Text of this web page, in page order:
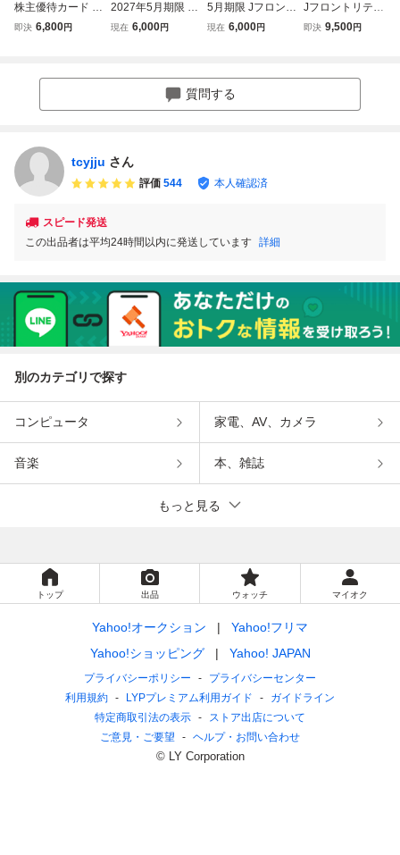
株主優待カード 利
用限度額150万円
即決 6,800円
2027年5月期限 J
フロントリテイリ
坂屋 匿名配送
現在 6,000円
5月期限 Jフロント
リテイリング 株主
送
現在 6,000円
Jフロントリテイ
リング 大丸 松坂
即決 9,500円
質問する
tcyjju さん
評価 544 本人確認済
スピード発送
この出品者は平均24時間以内に発送しています 詳細
別のカテゴリで探す
コンピュータ 家電、AV、カメラ
音楽 本、雑誌
もっと見る
トップ 出品 ウォッチ マイオク
Yahoo!オークション
Yahoo!フリマ
Yahoo!ショッピング
Yahoo! JAPAN
プライバシーポリシー
プライバシーセンター
利用規約
LYPプレミアム利用ガイド
ガイドライン
特定商取引法の表示
ストア出店について
ご意見・ご要望
ヘルプ・お問い合わせ
© LY Corporation